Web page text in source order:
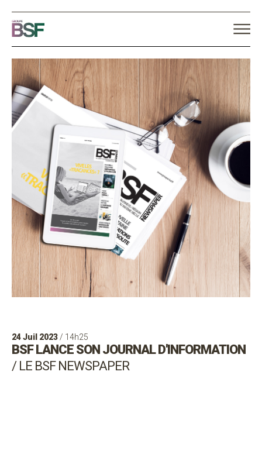
24 Juil 2023 / 14h25
BSF LANCE SON JOURNAL D'INFORMATION
/ LE BSF NEWSPAPER